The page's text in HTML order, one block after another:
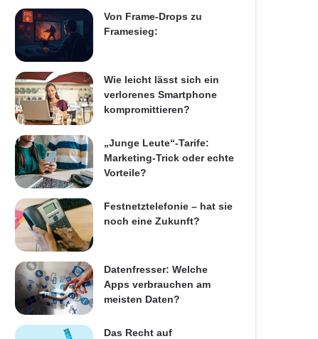
Von Frame-Drops zu
Framesieg:
Wie leicht lässt sich ein
verlorenes Smartphone
kompromittieren?
„Junge Leute“-Tarife:
Marketing-Trick oder echte
Vorteile?
Festnetztelefonie – hat sie
noch eine Zukunft?
Datenfresser: Welche
Apps verbrauchen am
meisten Daten?
Das Recht auf